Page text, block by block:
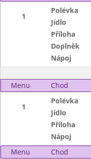
1
Polévka
Jídlo
Příloha
Doplněk
Nápoj
Menu Chod
1
Polévka
Jídlo
Příloha
Nápoj
Menu
Chod